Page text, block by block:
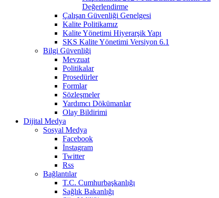
Değerlendirme
Çalışan Güvenliği Genelgesi
Kalite Politikamız
Kalite Yönetimi Hiyerarşik Yapı
SKS Kalite Yönetimi Versiyon 6.1
Bilgi Güvenliği
Mevzuat
Politikalar
Prosedürler
Formlar
Sözleşmeler
Yardımcı Dökümanlar
Olay Bildirimi
Dijital Medya
Sosyal Medya
Facebook
İnstagram
Twitter
Rss
Bağlantılar
T.C. Cumhurbaşkanlığı
Sağlık Bakanlığı